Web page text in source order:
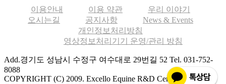
이용안내 이용 약관
우리 이야기
오시는길
공지사항
News & Events
개인정보처리방침
영상정보처리기기 운영/관리 방침
Add.경기도 성남시 수정구 여수대로 29번길 52 Tel. 031-752-
8088
COPYRIGHT (C) 2009. Excello Equine R&D Center ALL